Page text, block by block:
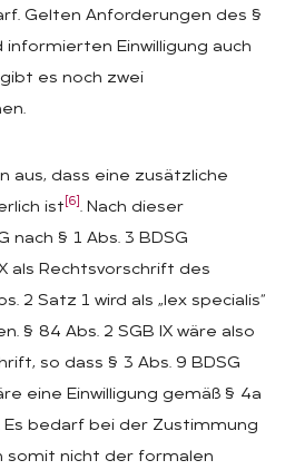
Gelten Anforderungen des §
informierten Einwilligung auch
es noch zwei
aus, dass eine zusätzliche
ist [6] . Nach dieser
nach § 1 Abs. 3 BDSG
als Rechtsvorschrift des
2 Satz 1 wird als „lex specialis“
§ 84 Abs. 2 SGB IX wäre also
so dass § 3 Abs. 9 BDSG
eine Einwilligung gemäß § 4a
Es bedarf bei der Zustimmung
nicht der formalen